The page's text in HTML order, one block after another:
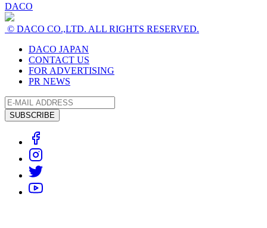
DACO
© DACO CO.,LTD. ALL RIGHTS RESERVED.
DACO JAPAN
CONTACT US
FOR ADVERTISING
PR NEWS